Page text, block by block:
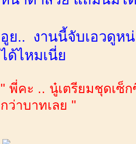
อูย.. งานนี้จับเอวดูห
ได้ไหมเนี่ย
" พี่คะ .. นู๋เตรียมชุดเซ็
กว่าบาทเลย "